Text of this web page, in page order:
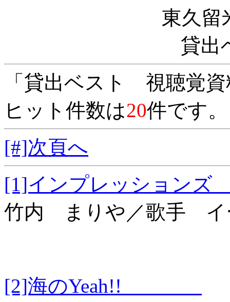
東久留
貸出
「貸出ベスト 視聴覚
ヒット件数は20件です
[#]次頁へ
[1]インプレッシ
竹内 まりや／歌手 イ
[2]海のYeah!!